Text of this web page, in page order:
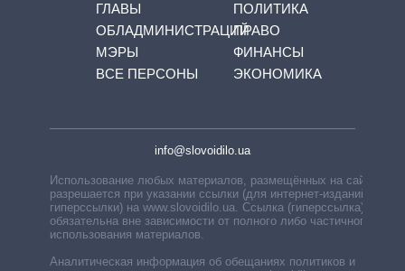
ГЛАВЫ
ОБЛАДМИНИСТРАЦИЙ
МЭРЫ
ВСЕ ПЕРСОНЫ
ПОЛИТИКА
ПРАВО
ФИНАНСЫ
ЭКОНОМИКА
info@slovoidilo.ua
Использование любых материалов, размещённых на сайте,
разрешается при указании ссылки (для интернет-изданий —
гиперссылки) на www.slovoidilo.ua. Ссылка (гиперссылка)
обязательна вне зависимости от полного либо частичного
использования материалов.
Аналитическая информация об обещаниях политиков и